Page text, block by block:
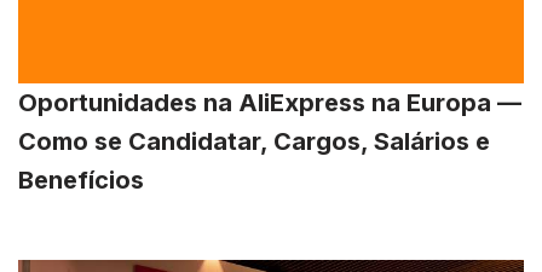
Oportunidades na AliExpress na Europa —
Como se Candidatar, Cargos, Salários e
Benefícios